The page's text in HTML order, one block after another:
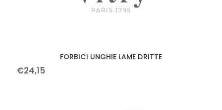
FORBICI UNGHIE LAME DRITTE
€24,15